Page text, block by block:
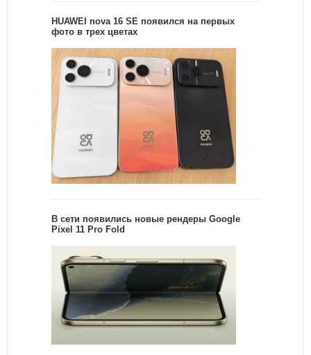
HUAWEI nova 16 SE появился на первых
фото в трех цветах
В сети появились новые рендеры Google
Pixel 11 Pro Fold